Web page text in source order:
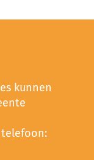
kunnen
telefoon: